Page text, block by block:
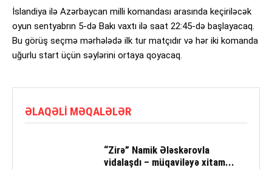
İslandiya ilə Azərbaycan milli komandası arasında keçiriləcək
oyun sentyabrın 5-də Bakı vaxtı ilə saat 22:45-də başlayacaq.
Bu görüş seçmə mərhələdə ilk tur matçıdır və hər iki komanda
uğurlu start üçün səylərini ortaya qoyacaq.
ƏLAQƏLI MƏQALƏLƏR
“Zirə” Namik Ələskərovla
vidalaşdı – müqaviləyə xitam...